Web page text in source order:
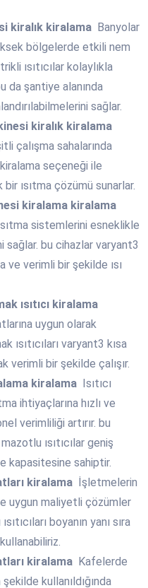
kiralık kiralama Banyolar
bölgelerde etkili nem
ısıtıcılar kolaylıkla
da şantiye alanında
sağlar.
kiralık kiralama
çalışma sahalarında
seçeneği ile
ısıtma çözümü sunarlar.
kiralama kiralama
sistemlerini esneklikle
sağlar. bu cihazlar varyant3
ve verimli bir şekilde ısı
ısıtıcı kiralama
uygun olarak
ısıtıcıları varyant3 kısa
verimli bir şekilde çalışır.
kiralama Isıtıcı
ihtiyaçlarına hızlı ve
verimliliği artırır. bu
ısıtıcılar geniş
kapasitesine sahiptir.
kiralama İşletmelerin
uygun maliyetli çözümler
boyanın yanı sıra
kiralama Kafelerde
kullanıldığında